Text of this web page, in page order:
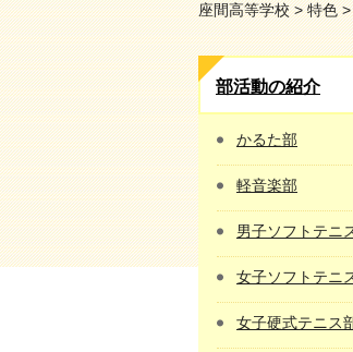
座間高等学校>特色
部活動の紹介
かるた部
軽音楽部
男子ソフトテニ
女子ソフトテニ
女子硬式テニス